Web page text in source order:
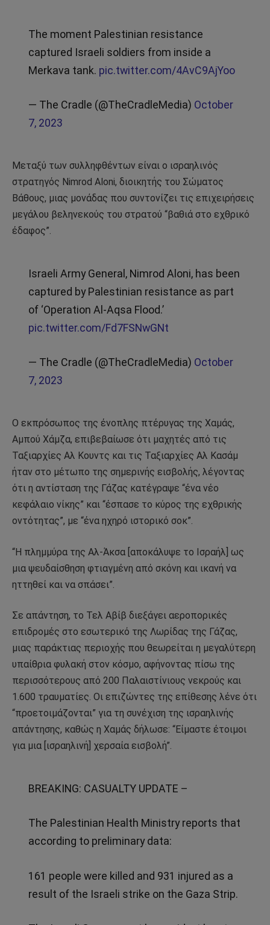
The moment Palestinian resistance
captured Israeli soldiers from inside a
Merkava tank. pic.twitter.com/4AvC9AjYoo
— The Cradle (@TheCradleMedia) October
7, 2023
Μεταξύ των συλληφθέντων είναι ο ισραηλινός
στρατηγός Nimrod Aloni, διοικητής του Σώματος
Βάθους, μιας μονάδας που συντονίζει τις επιχειρήσεις
μεγάλου βεληνεκούς του στρατού “βαθιά στο εχθρικό
έδαφος”.
Israeli Army General, Nimrod Aloni, has been
captured by Palestinian resistance as part
of ‘Operation Al-Aqsa Flood.’
pic.twitter.com/Fd7FSNwGNt
— The Cradle (@TheCradleMedia) October
7, 2023
Ο εκπρόσωπος της ένοπλης πτέρυγας της Χαμάς,
Αμπού Χάμζα, επιβεβαίωσε ότι μαχητές από τις
Ταξιαρχίες Αλ Κουντς και τις Ταξιαρχίες Αλ Κασάμ
ήταν στο μέτωπο της σημερινής εισβολής, λέγοντας
ότι η αντίσταση της Γάζας κατέγραψε “ένα νέο
κεφάλαιο νίκης” και “έσπασε το κύρος της εχθρικής
οντότητας”, με “ένα ηχηρό ιστορικό σοκ”.
“Η πλημμύρα της Αλ-Άκσα [αποκάλυψε το Ισραήλ] ως
μια ψευδαίσθηση φτιαγμένη από σκόνη και ικανή να
ηττηθεί και να σπάσει”.
Σε απάντηση, το Τελ Αβίβ διεξάγει αεροπορικές
επιδρομές στο εσωτερικό της Λωρίδας της Γάζας,
μιας παράκτιας περιοχής που θεωρείται η μεγαλύτερη
υπαίθρια φυλακή στον κόσμο, αφήνοντας πίσω της
περισσότερους από 200 Παλαιστίνιους νεκρούς και
1.600 τραυματίες. Οι επιζώντες της επίθεσης λένε ότι
“προετοιμάζονται” για τη συνέχιση της ισραηλινής
απάντησης, καθώς η Χαμάς δήλωσε: “Είμαστε έτοιμοι
για μια [ισραηλινή] χερσαία εισβολή”.
BREAKING: CASUALTY UPDATE –
The Palestinian Health Ministry reports that
according to preliminary data:
161 people were killed and 931 injured as a
result of the Israeli strike on the Gaza Strip.